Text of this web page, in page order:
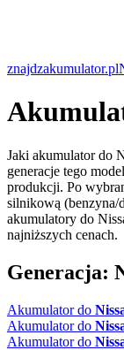
znajdzakumulator.pl
Jaki akumulator do
generacje tego
produkcji. Po
silnikową (benzyna/
akumulatory do
najniższych cenach.
Generacja:
Akumulator do
Akumulator do
Akumulator do